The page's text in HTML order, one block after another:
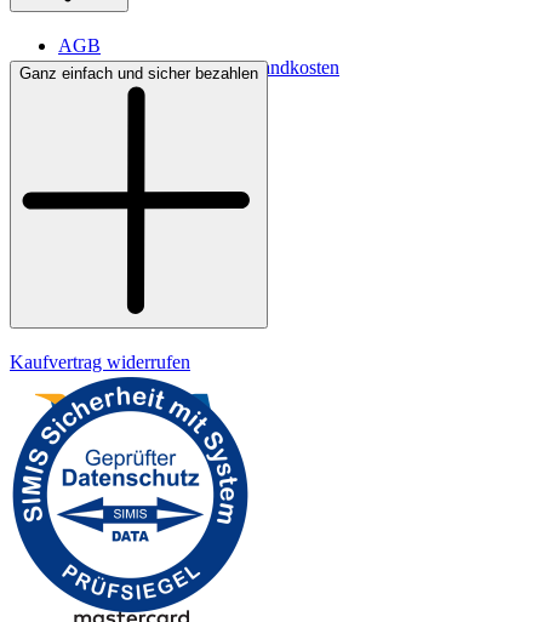
AGB
Lieferbedingungen & Versandkosten
Bezahlung
Ganz einfach und sicher bezahlen
Kaufvertrag widerrufen